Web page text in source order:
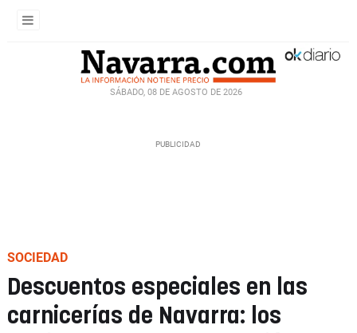
SÁBADO, 08 DE AGOSTO DE 2026
SOCIEDAD
Descuentos especiales en las
carnicerías de Navarra: los